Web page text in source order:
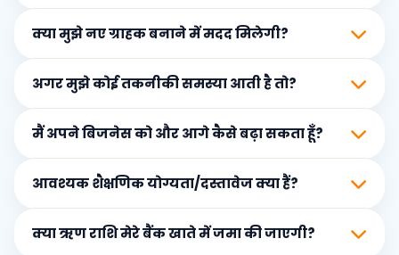
प्रति ग्राहक अधिक कमाई।
बिल्कुल। टियर 2,3 और ग्रामीण इलाकों में इंटरनेट
की मांग तेजी से बढ़ रही है।
क्या मुझे नए ग्राहक बनाने में मदद मिलेगी?
हाँ, मार्केटिंग सपोर्ट, ब्रांडिंग और कस्टमर एक्विजिशन
रणनीतियाँ दी जाएंगी।
अगर मुझे कोई तकनीकी समस्या आती है तो?
हमारी सपोर्ट टीम हमेशा उपलब्ध है।
मैं अपने बिजनेस को और आगे कैसे बढ़ा सकता हूँ?
ग्राहक संख्या बढ़ाकर, बेहतर प्लान देकर और नए
इलाकों में विस्तार करके।
आवश्यक शैक्षणिक योग्यता/दस्तावेज क्या हैं?
8वीं मार्कशीट, स्कूल लीविंग सर्टिफिकेट, SSC/HSC,
क्या ऋण राशि मेरे बैंक खाते में जमा की जाएगी?